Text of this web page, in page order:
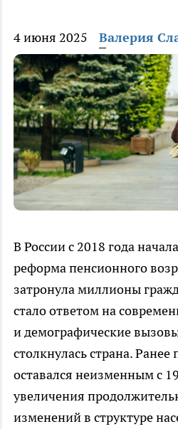
4 июня 2025 Валерия
В России с 2018 года
реформа пенсионного
затронула миллионы
стало ответом на
и демографические
столкнулась страна.
оставался неизменным с
увеличения
изменений в структуре